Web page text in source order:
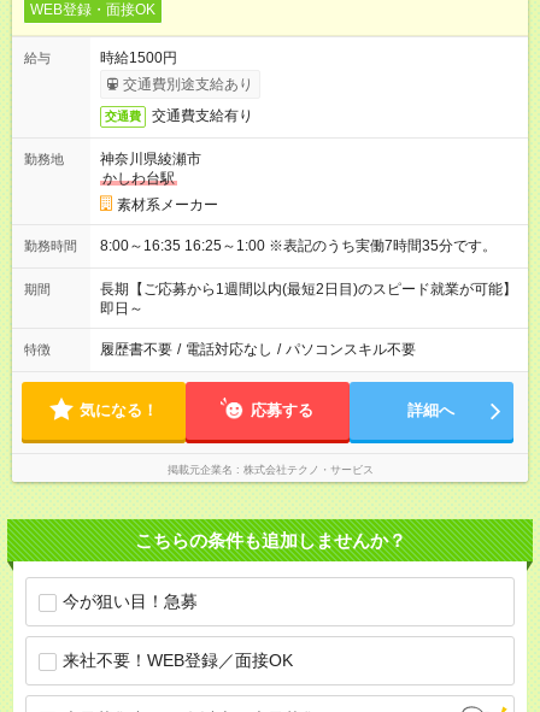
WEB登録・面接OK
給与
時給1500円
交通費別途支給あり
交通費 交通費支給有り
勤務地
神奈川県綾瀬市
かしわ台駅
素材系メーカー
勤務時間 8:00～16:35 16:25～1:00 ※表記のうち実働7時間35分です。
期間
長期【ご応募から1週間以内(最短2日目)のスピード就業が可能】
即日～
特徴 履歴書不要 / 電話対応なし / パソコンスキル不要
気になる！ 応募する 詳細へ
掲載元企業名 株式会社テクノ・サービス
こちらの条件も追加しませんか？
今が狙い目！急募
来社不要！WEB登録／面接OK